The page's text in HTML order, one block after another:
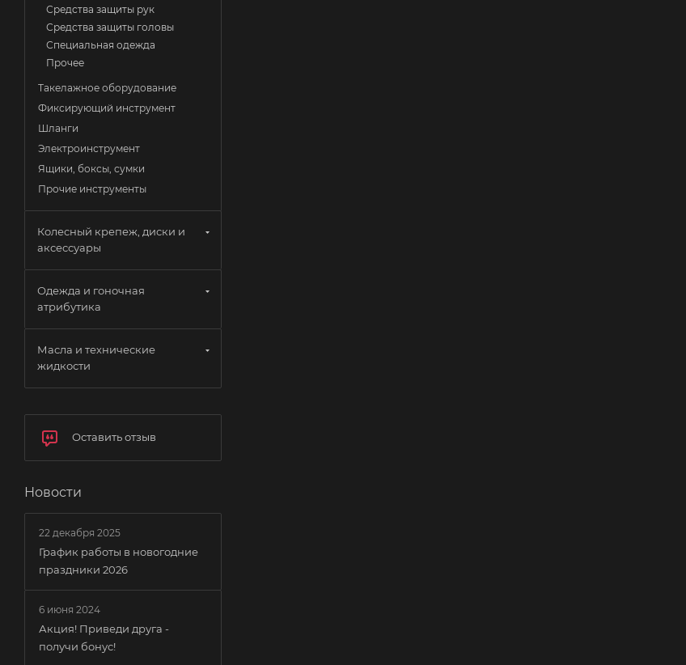
Средства защиты рук
Средства защиты головы
Специальная одежда
Прочее
Такелажное оборудование
Фиксирующий инструмент
Шланги
Электроинструмент
Ящики, боксы, сумки
Прочие инструменты
Колесный крепеж, диски и
аксессуары
Одежда и гоночная
атрибутика
Масла и технические
жидкости
Оставить отзыв
Новости
22 декабря 2025
График работы в новогодние
праздники 2026
6 июня 2024
Акция! Приведи друга -
получи бонус!